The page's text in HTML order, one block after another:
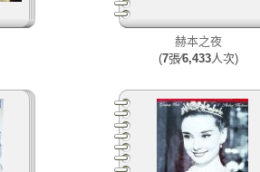
赫本之夜
(7張∕6,433人次)